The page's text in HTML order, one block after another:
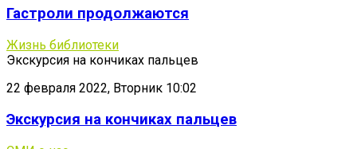
Гастроли продолжаются
Жизнь библиотеки
Экскурсия на кончиках пальцев
22 февраля 2022, Вторник 10:02
Экскурсия на кончиках пальцев